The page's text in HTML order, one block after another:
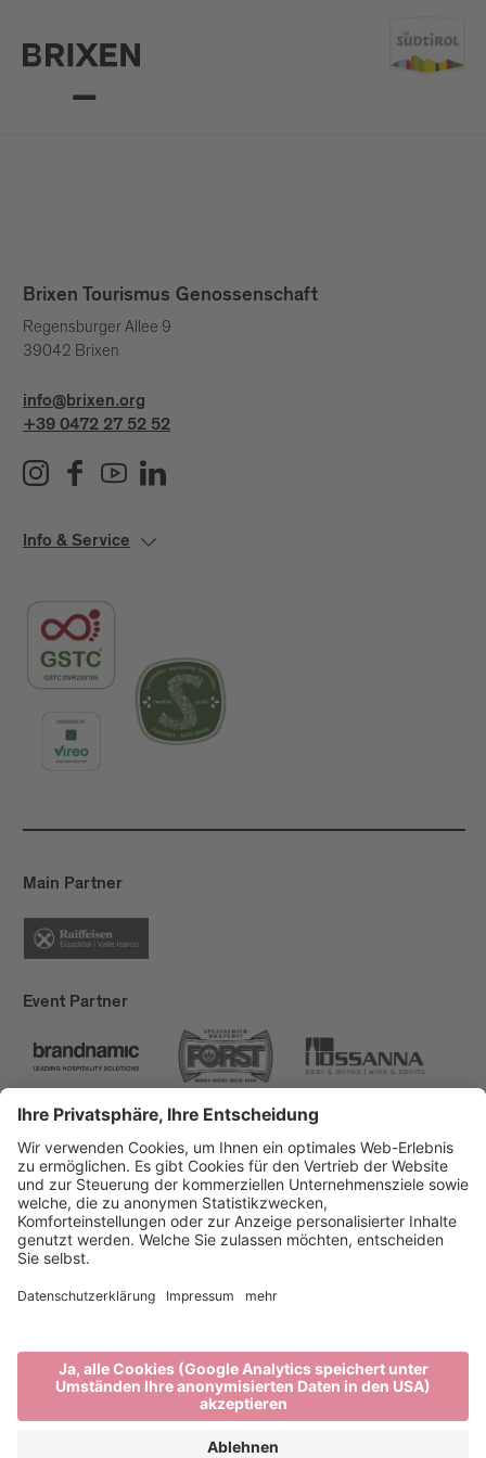
Brixen Tourismus Genossenschaft
Regensburger Allee 9
39042 Brixen
info@brixen.org
+39 0472 27 52 52
Info & Service
Main Partner
Event Partner
Brixen Tourismus
Privacy
Impressum
Förderungen
produced by